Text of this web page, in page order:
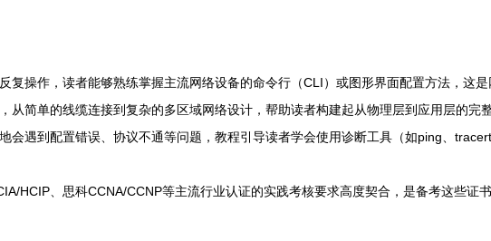
复操作，读者能够熟练掌握主流网络设备的命令行（CLI）或图形界面配置方法，这是
从简单的线缆连接到复杂的多区域网络设计，帮助读者构建起从物理层到应用层的完
会遇到配置错误、协议不通等问题，教程引导读者学会使用诊断工具（如ping、
HCIP、思科CCNA/CCNP等主流行业认证的实践考核要求高度契合，是备考这些证